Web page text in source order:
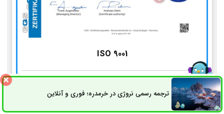
ISO 9001
ترجمه رسمی نروژی در خرمدره؛ فوری و آنلاینثبت سفارش راه های ارتباطی